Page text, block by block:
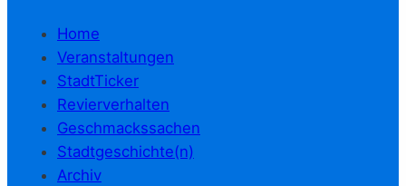
Home
Veranstaltungen
StadtTicker
Revierverhalten
Geschmackssachen
Stadtgeschichte(n)
Archiv